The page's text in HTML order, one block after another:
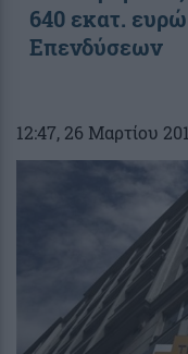
640 εκατ.
Επενδύσεων
12:47, 26 Μαρτίου